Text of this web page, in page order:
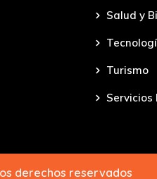
Salud y
Turismo
Servicios
derechos reservados